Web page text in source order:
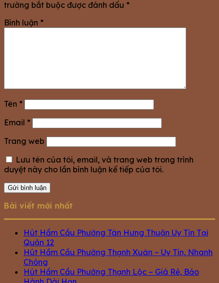
trường bắt buộc được đánh dấu *
Bình luận *
Tên *
Email *
Trang web
Lưu tên của tôi, email, và trang web trong trình
duyệt này cho lần bình luận kế tiếp của tôi.
Bài viết mới nhất
Hút Hầm Cầu Phường Tân Hưng Thuận Uy Tín Tại
Quận 12
Hút Hầm Cầu Phường Thạnh Xuân – Uy Tín, Nhanh
Chóng
Hút Hầm Cầu Phường Thạnh Lộc – Giá Rẻ, Bảo